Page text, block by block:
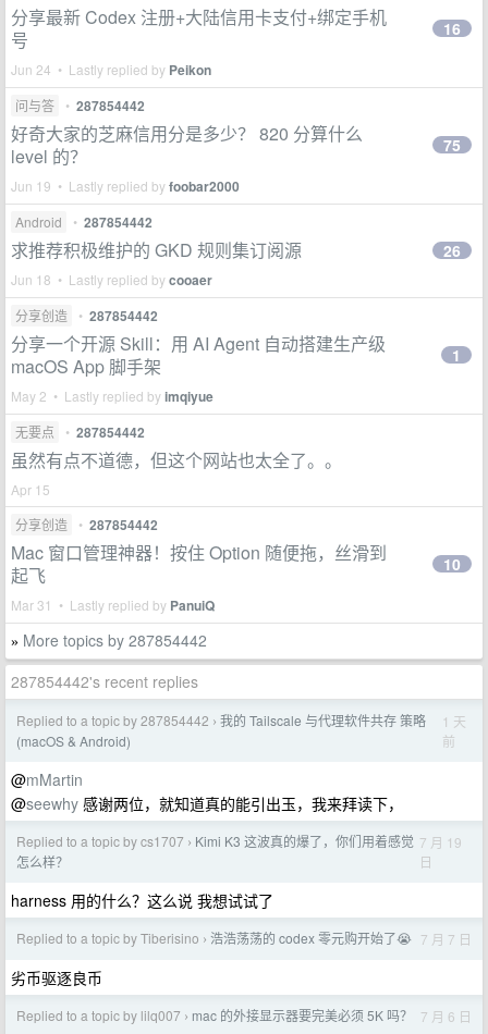
分享最新 Codex 注册+大陆信用卡支付+绑定手机
号
Jun 24 • Lastly replied by Peikon
16
问与答 • 287854442
好奇大家的芝麻信用分是多少？ 820 分算什么
level 的？
Jun 19 • Lastly replied byfoobar2000
75
Android • 287854442
求推荐积极维护的 GKD 规则集订阅源
Jun 18 • Lastly replied bycooaer
26
分享创造 • 287854442
分享一个开源 Skill：用 AI Agent 自动搭建生产级
macOS App 脚手架
May 2 • Lastly replied byimqiyue
1
无要点 • 287854442
虽然有点不道德，但这个网站也太全了。。
Apr 15
分享创造
• 287854442
Mac 窗口管理神器！按住 Option 随便拖，丝滑到
起飞
Mar 31 • Lastly replied by PanuiQ
10
» More topics by 287854442
287854442's recent replies
Replied to a topic by 287854442 › 我的 Tailscale 与代理软件共存 策略
(macOS & Android)
1 天
前
@mMartin
@seewhy 感谢两位，就知道真的能引出玉，我来拜读下，
Replied to a topic by cs1707 › Kimi K3 这波真的爆了，你们用着感觉
怎么样？
7 月 19
日
harness 用的什么？这么说 我想试试了
Replied to a topic by Tiberisino › 浩浩荡荡的 codex 零元购开始了😭 7 月 7 日
劣币驱逐良币
Replied to a topic by lilq007 › mac 的外接显示器要完美必须 5K 吗？ 7 月 6 日